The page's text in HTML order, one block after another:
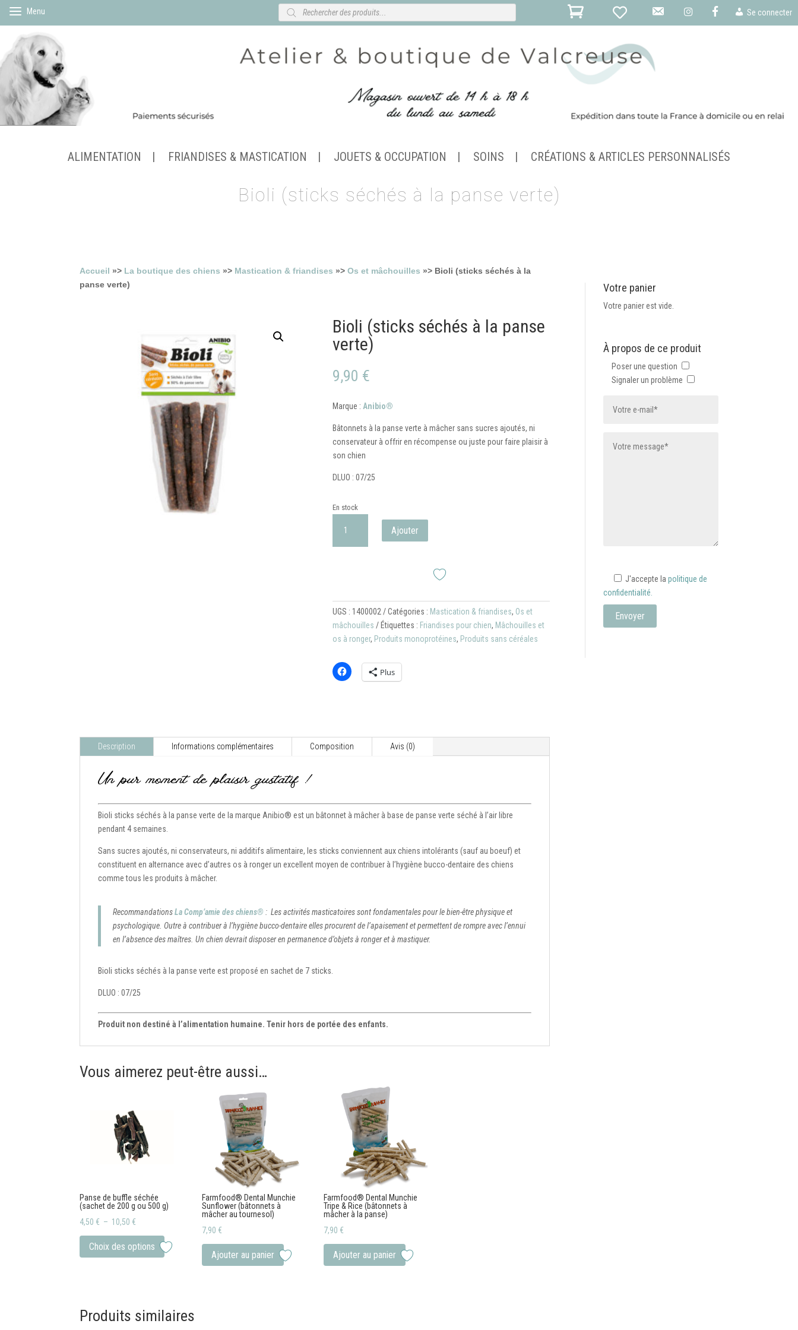
Menu
Recherche
produits
m
Se connecter
ALIMENTATION FRIANDISES & MASTICATION JOUETS & OCCUPATION SOINS CRÉATIONS & ARTICLES PERSONNALISÉS
Bioli (sticks séchés à la panse verte)
Accueil »> La boutique des chiens »> Mastication & friandises »>Os et mâchouilles »> Bioli (sticks séchés à la
panse verte)
Bioli (sticks séchés à la panse
verte)
9,90 €
Marque : Anibio®
Bâtonnets à la panse verte à mâcher sans sucres ajoutés, ni
conservateur à offrir en récompense ou juste pour faire plaisir à
son chien
DLUO : 07/25
En stock
Bioli
la
panse
verte)
Ajouter
UGS : 1400002 Catégories : Mastication & friandises, Os et
mâchouilles
Étiquettes : Friandises pour chien, Mâchouilles et
os à ronger, Produits monoprotéines, Produits sans céréales
Plus
Description Informations complémentaires Composition Avis (0)
Un pur moment de plaisir gustatif !
Bioli sticks séchés à la panse verte de la marque Anibio® est un bâtonnet à mâcher à base de panse verte séché à l’air libre
pendant 4 semaines.
Sans sucres ajoutés, ni conservateurs, ni additifs alimentaire, les sticks conviennent aux chiens intolérants (sauf au boeuf) et
constituent en alternance avec d’autres os à ronger un excellent moyen de contribuer à l’hygiène bucco-dentaire des chiens
comme tous les produits à mâcher.
RecommandationsLa Comp’amie des chiens® : Les activités masticatoires sont fondamentales pour le bien-être physique et
psychologique. Outre à contribuer à l’hygiène bucco-dentaire elles procurent de l’apaisement et permettent de rompre avec l’ennui
en l’absence des maîtres. Un chien devrait disposer en permanence d’objets à ronger et à mastiquer.
Bioli sticks séchés à la panse verte est proposé en sachet de 7 sticks.
DLUO : 07/25
Produit non destiné à l’alimentation humaine. Tenir hors de portée des enfants.
Vous aimerez peut-être aussi…
Panse de buffle séchée
(sachet de 200 g ou 500 g)
4,50 € – 10,50 €
de
prix :
Choix des options
produit
Les
Farmfood® Dental Munchie
Sunflower (bâtonnets à
mâcher au tournesol)
7,90 €
Ajouter au panier
Farmfood® Dental Munchie
Tripe & Rice (bâtonnets à
mâcher à la panse)
7,90 €
Ajouter au panier
Produits similaires
Votre panier
Votre panier est vide.
À propos de ce produit
Poser une question
Signaler un problème
J'accepte lapolitique de
confidentialité.